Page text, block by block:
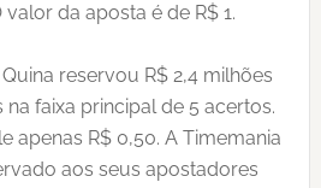
valor da aposta é de R$ 1.
reservou R$ 2,4 milhões
faixa principal de 5 acertos.
apenas R$ 0,50. A Timemania
aos seus apostadores